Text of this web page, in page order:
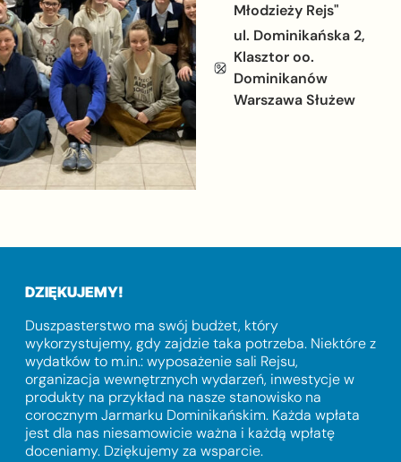
Młodzieży Rejs"
ul. Dominikańska 2,
Klasztor oo.
Dominikanów
Warszawa Służew
DZIĘKUJEMY!
Duszpasterstwo ma swój budżet, który
wykorzystujemy, gdy zajdzie taka potrzeba. Niektóre z
wydatków to m.in.: wyposażenie sali Rejsu,
organizacja wewnętrznych wydarzeń, inwestycje w
produkty na przykład na nasze stanowisko na
corocznym Jarmarku Dominikańskim. Każda wpłata
jest dla nas niesamowicie ważna i każdą wpłatę
doceniamy. Dziękujemy za wsparcie.